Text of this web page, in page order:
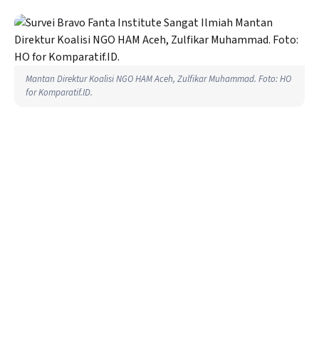
Mantan Direktur Koalisi NGO HAM Aceh, Zulfikar Muhammad. Foto: HO
for Komparatif.ID.